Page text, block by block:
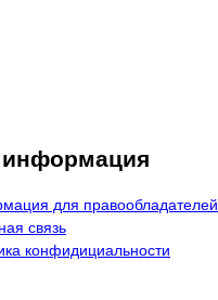
для правообладателей
связь
конфидициальности